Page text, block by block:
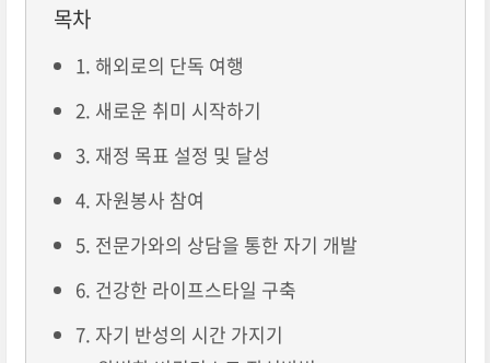
목차
1. 해외로의 단독 여행
2. 새로운 취미 시작하기
3. 재정 목표 설정 및 달성
4. 자원봉사 참여
5. 전문가와의 상담을 통한 자기 개발
6. 건강한 라이프스타일 구축
7. 자기 반성의 시간 가지기